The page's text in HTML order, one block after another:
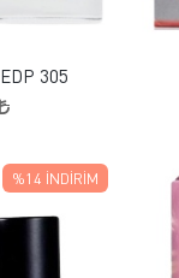
305
%14 İNDIRIM